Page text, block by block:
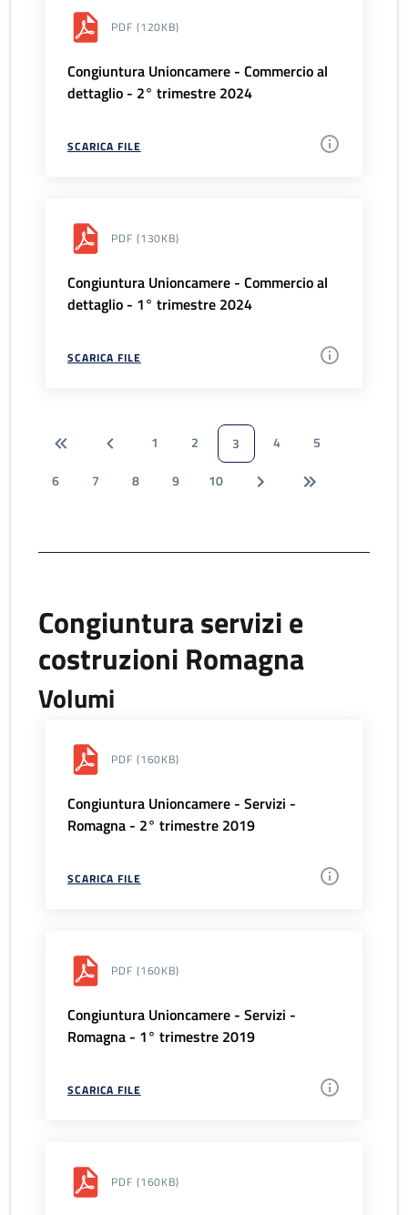
PDF (120KB)
Congiuntura Unioncamere - Commercio al
dettaglio - 2° trimestre 2024
SCARICA FILE
PDF (130KB)
Congiuntura Unioncamere - Commercio al
dettaglio - 1° trimestre 2024
SCARICA FILE
1 2 3 4
5
6
7 8 9 10
Congiuntura servizi e
costruzioni Romagna
Volumi
PDF (160KB)
Congiuntura Unioncamere - Servizi -
Romagna - 2° trimestre 2019
SCARICA FILE
PDF (160KB)
Congiuntura Unioncamere - Servizi -
Romagna - 1° trimestre 2019
SCARICA FILE
PDF (160KB)